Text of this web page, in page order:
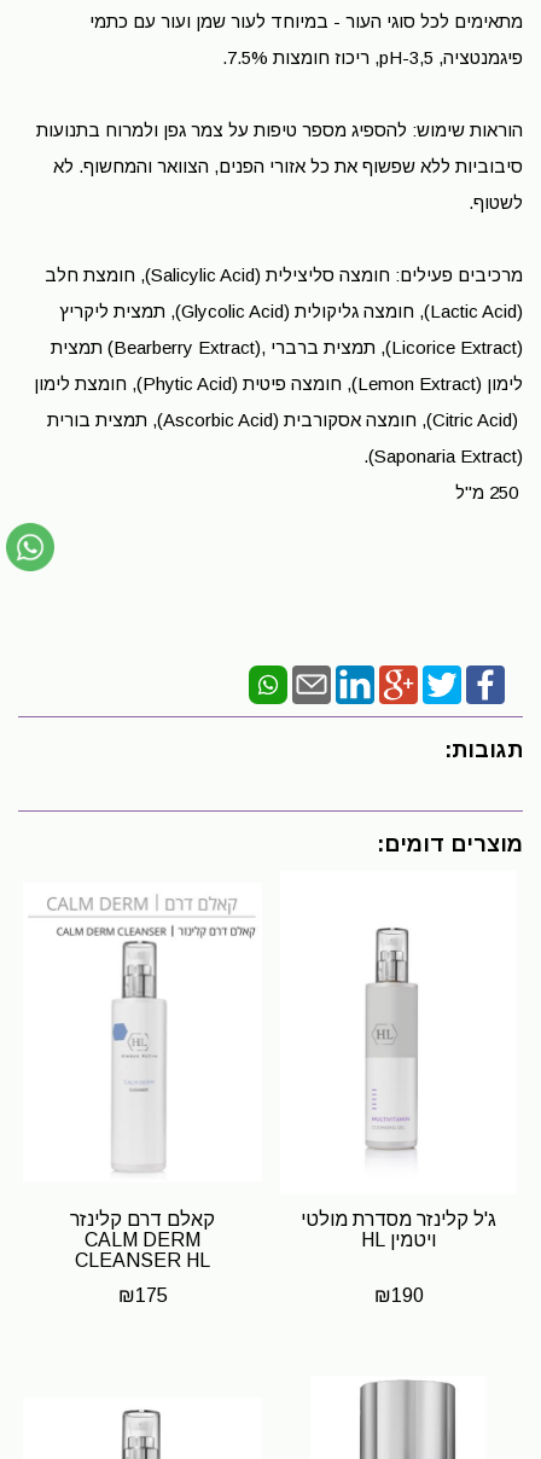
מתאימים לכל סוגי העור - במיוחד לעור שמן ועור עם כתמי
פיגמנטציה, рН-3,5, ריכוז חומצות 7.5%.
הוראות שימוש: להספיג מספר טיפות על צמר גפן ולמרוח בתנועות
סיבוביות ללא שפשוף את כל אזורי הפנים, הצוואר והמחשוף. לא
לשטוף.
מרכיבים פעילים: חומצה סליצילית (Salicylic Acid), חומצת חלב
(Lactic Acid), חומצה גליקולית (Glycolic Acid), תמצית ליקריץ
(Licorice Extract), תמצית ברברי ,(Bearberry Extract) תמצית
לימון (Lemon Extract), חומצה פיטית (Phytic Acid), חומצת לימון
(Citric Acid), חומצה אסקורבית (Ascorbic Acid), תמצית בורית
(Saponaria Extract).
תגובות:
מוצרים דומים:
ג'ל קלינזר מסדרת מולטי
ויטמין HL
₪190
קאלם דרם קלינזר
CALM DERM
CLEANSER HL
₪175